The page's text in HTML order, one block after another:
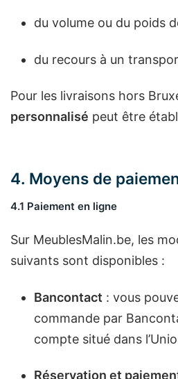
du volume ou du poids
du recours à un
Pour les livraisons hors
personnalisé peut être
4. Moyens de
4.1 Paiement en ligne
Sur MeublesMalin.be, les
suivants sont disponibles :
Bancontact : vous
commande par
compte situé dans
Réservation et